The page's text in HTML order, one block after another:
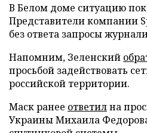
В Белом доме ситуацию
Представители компании
без ответа запросы
Напомним, Зеленский
просьбой задействовать
российской территории.
Маск ранее ответилна
Украины Михаила